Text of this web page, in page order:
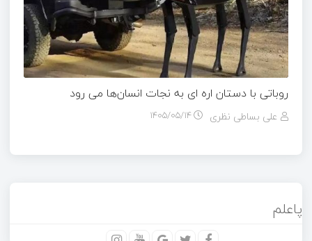
روباتی با دستان اره ای به نجات انسان‌ها می رود
علی بساطی نظری ۱۴۰۵/۰۵/۱۴
پاعلم